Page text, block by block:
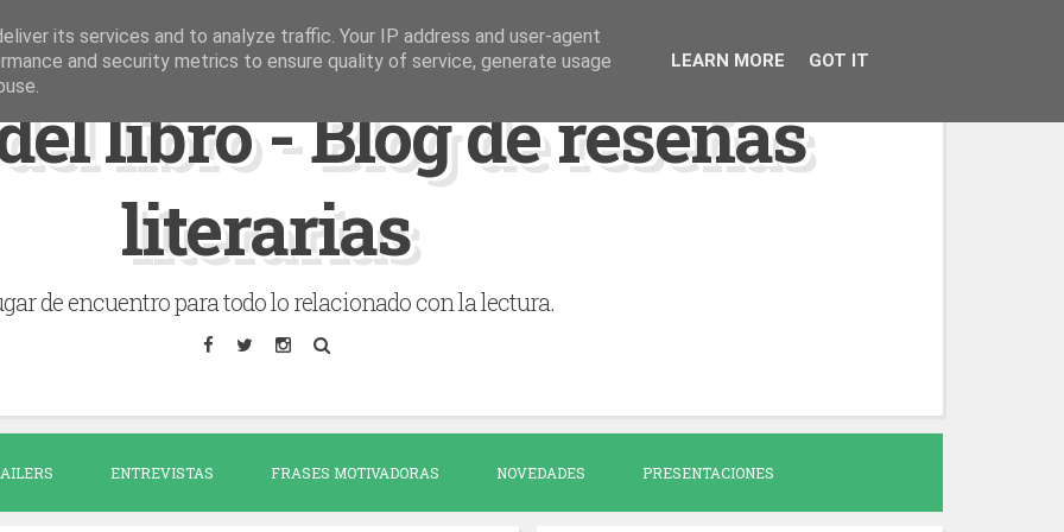
libro - Blog de reseñas
literarias
de encuentro para todo lo relacionado con la lectura.
ENTREVISTAS FRASES MOTIVADORAS NOVEDADES PRESENTACIONES
its services and to analyze traffic. Your IP address and user-agent
and security metrics to ensure quality of service, generate usage
LEARN MORE GOT IT